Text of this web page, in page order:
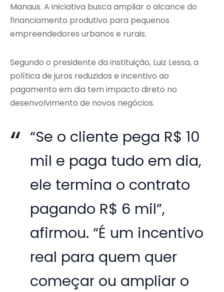
Manaus. A iniciativa busca ampliar o alcance do
financiamento produtivo para pequenos
empreendedores urbanos e rurais.
Segundo o presidente da instituição, Luiz Lessa, a
política de juros reduzidos e incentivo ao
pagamento em dia tem impacto direto no
desenvolvimento de novos negócios.
“Se o cliente pega R$ 10
mil e paga tudo em dia,
ele termina o contrato
pagando R$ 6 mil”,
afirmou. “É um incentivo
real para quem quer
começar ou ampliar o